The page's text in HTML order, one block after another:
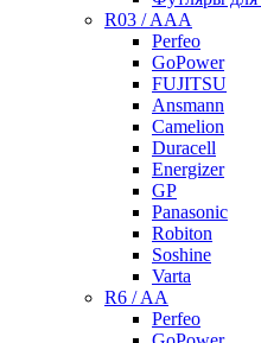
R03 / AAA
Perfeo
GoPower
FUJITSU
Ansmann
Camelion
Duracell
Energizer
GP
Panasonic
Robiton
Soshine
Varta
R6 / AA
Perfeo